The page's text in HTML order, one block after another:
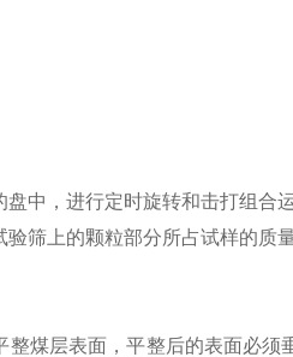
中，进行定时旋转和击打组
筛上的颗粒部分所占试样的质
煤层表面，平整后的表面必